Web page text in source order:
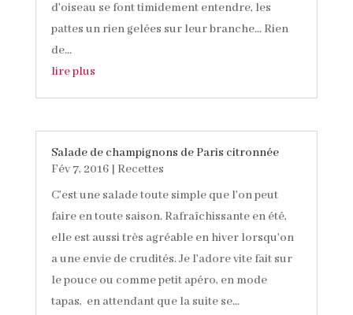
d'oiseau se font timidement entendre, les
pattes un rien gelées sur leur branche... Rien
de...
lire plus
Salade de champignons de Paris citronnée
Fév 7, 2016| Recettes
C'est une salade toute simple que l'on peut
faire en toute saison. Rafraîchissante en été,
elle est aussi très agréable en hiver lorsqu'on
a une envie de crudités. Je l'adore vite fait sur
le pouce ou comme petit apéro, en mode
tapas, en attendant que la suite se...